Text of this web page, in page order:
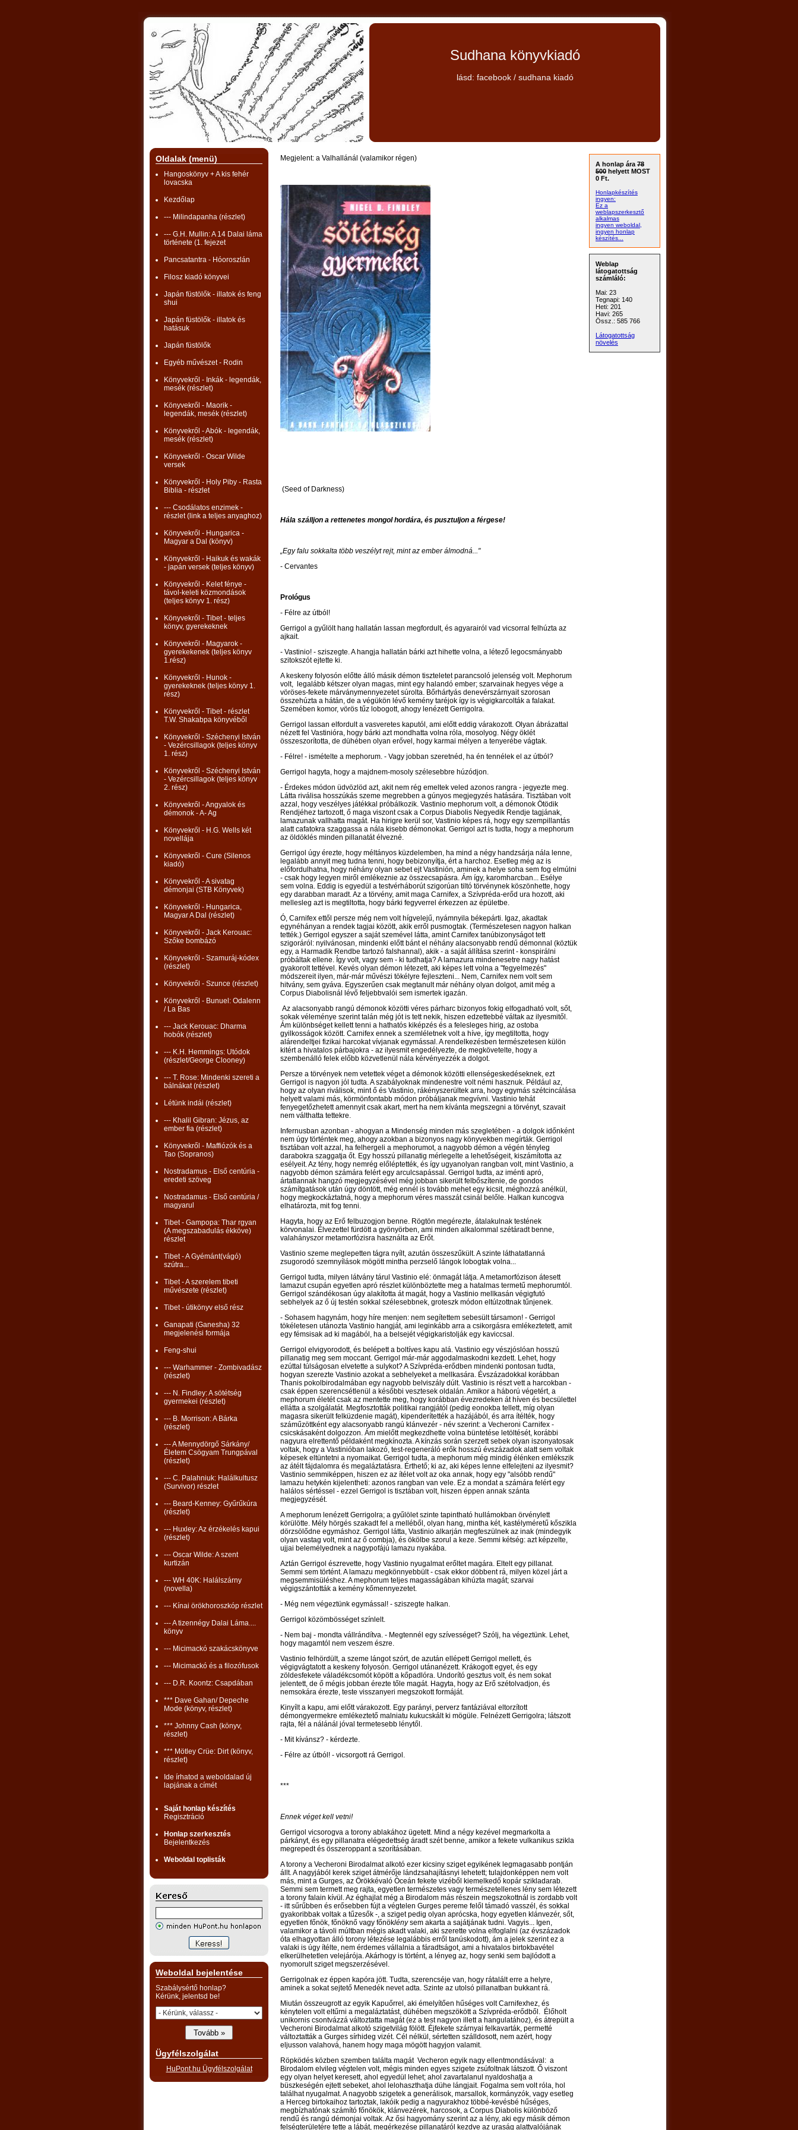
Sudhana könyvkiadó
lásd: facebook / sudhana kiadó
Oldalak (menü)
Hangoskönyv + A kis fehér
lovacska
Kezdőlap
--- Milindapanha (részlet)
--- G.H. Mullin: A 14 Dalai láma
története (1. fejezet
Pancsatantra - Hóoroszlán
Filosz kiadó könyvei
Japán füstölők - illatok és feng
shui
Japán füstölők - illatok és
hatásuk
Japán füstölők
Egyéb művészet - Rodin
Könyvekről - Inkák - legendák,
mesék (részlet)
Könyvekről - Maorik -
legendák, mesék (részlet)
Könyvekről - Abók - legendák,
mesék (részlet)
Könyvekről - Oscar Wilde
versek
Könyvekről - Holy Piby - Rasta
Biblia - részlet
--- Csodálatos enzimek -
részlet (link a teljes anyaghoz)
Könyvekről - Hungarica -
Magyar a Dal (könyv)
Könyvekről - Haikuk és wakák
- japán versek (teljes könyv)
Könyvekről - Kelet fénye -
távol-keleti közmondások
(teljes könyv 1. rész)
Könyvekről - Tibet - teljes
könyv, gyerekeknek
Könyvekről - Magyarok -
gyerekekenek (teljes könyv
1.rész)
Könyvekről - Hunok -
gyerekeknek (teljes könyv 1.
rész)
Könyvekről - Tibet - részlet
T.W. Shakabpa könyvéből
Könyvekről - Széchenyi István
- Vezércsillagok (teljes könyv
1. rész)
Könyvekről - Széchenyi István
- Vezércsillagok (teljes könyv
2. rész)
Könyvekről - Angyalok és
démonok - A- Ag
Könyvekről - H.G. Wells két
novellája
Könyvekről - Cure (Silenos
kiadó)
Könyvekről - A sivatag
démonjai (STB Könyvek)
Könyvekről - Hungarica,
Magyar A Dal (részlet)
Könyvekről - Jack Kerouac:
Szőke bombázó
Könyvekről - Szamuráj-kódex
(részlet)
Könyvekről - Szunce (részlet)
Könyvekről - Bunuel: Odalenn
/ La Bas
--- Jack Kerouac: Dharma
hobók (részlet)
--- K.H. Hemmings: Utódok
(részlet/George Clooney)
--- T. Rose: Mindenki szereti a
bálnákat (részlet)
Létünk indái (részlet)
--- Khalil Gibran: Jézus, az
ember fia (részlet)
Könyvekről - Maffiózók és a
Tao (Sopranos)
Nostradamus - Első centúria -
eredeti szöveg
Nostradamus - Első centúria /
magyarul
Tibet - Gampopa: Thar rgyan
(A megszabadulás ékköve)
részlet
Tibet - A Gyémánt(vágó)
szútra...
Tibet - A szerelem tibeti
művészete (részlet)
Tibet - útikönyv első rész
Ganapati (Ganesha) 32
megjelenési formája
Feng-shui
--- Warhammer - Zombivadász
(részlet)
--- N. Findley: A sötétség
gyermekei (részlet)
--- B. Morrison: A Bárka
(részlet)
--- A Mennydörgő Sárkány/
Életem Csögyam Trungpával
(részlet)
--- C. Palahniuk: Halálkultusz
(Survivor) részlet
--- Beard-Kenney: Gyűrűkúra
(részlet)
--- Huxley: Az érzékelés kapui
(részlet)
--- Oscar Wilde: A szent
kurtizán
--- WH 40K: Halálszárny
(novella)
--- Kínai örökhoroszkóp részlet
--- A tizennégy Dalai Láma....
könyv
--- Micimackó szakácskönyve
--- Micimackó és a filozófusok
--- D.R. Koontz: Csapdában
*** Dave Gahan/ Depeche
Mode (könyv, részlet)
*** Johnny Cash (könyv,
részlet)
*** Mötley Crüe: Dirt (könyv,
részlet)
Ide írhatod a weboldalad új
lapjának a címét
Saját honlap készítés
Regisztráció
Honlap szerkesztés
Bejelentkezés
Weboldal toplisták
Weboldal bejelentése
Szabálysértő honlap?
Kérünk, jelentsd be!
Ügyfélszolgálat
HuPont.hu Ügyfélszolgálat
Megjelent: a Valhallánál (valamikor régen)
(Seed of Darkness)
Hála szálljon a rettenetes mongol hordára, és pusztuljon a férgese!
„Egy falu sokkalta több veszélyt rejt, mint az ember álmodná..."
- Cervantes
Prológus
- Félre az útból!
Gerrigol a gyűlölt hang hallatán lassan megfordult, és agyarairól vad vicsorral felhúzta az
ajkait.
- Vastinio! - sziszegte. A hangja hallatán bárki azt hihette volna, a létező legocsmányabb
szitokszót ejtette ki.
A keskeny folyosón előtte álló másik démon tiszteletet parancsoló jelenség volt. Mephorum
volt, legalább kétszer olyan magas, mint egy halandó ember; szarvainak hegyes vége a
vöröses-fekete márványmennyezetet súrolta. Bőrhártyás denevérszárnyait szorosan
összehúzta a hátán, de a végükön lévő kemény taréjok így is végigkarcolták a falakat.
Szemében komor, vörös tűz lobogott, ahogy lenézett Gerrigolra.
Gerrigol lassan elfordult a vasveretes kaputól, ami előtt eddig várakozott. Olyan ábrázattal
nézett fel Vastinióra, hogy bárki azt mondhatta volna róla, mosolyog. Négy öklét
összeszorította, de dühében olyan erővel, hogy karmai mélyen a tenyerébe vágtak.
- Félre! - ismételte a mephorum. - Vagy jobban szeretnéd, ha én tennélek el az útból?
Gerrigol hagyta, hogy a majdnem-mosoly szélesebbre húzódjon.
- Érdekes módon üdvözlöd azt, akit nem rég emeltek veled azonos rangra - jegyezte meg.
Látta riválisa hosszúkás szeme megrebben a gúnyos megjegyzés hatására. Tisztában volt
azzal, hogy veszélyes játékkal próbálkozik. Vastinio mephorum volt, a démonok Ötödik
Rendjéhez tartozott, ő maga viszont csak a Corpus Diabolis Negyedik Rendje tagjának,
lamazunak vallhatta magát. Ha hirigre kerül sor, Vastinio képes rá, hogy egy szempillantás
alatt cafatokra szaggassa a nála kisebb démonokat. Gerrigol azt is tudta, hogy a mephorum
az öldöklés minden pillanatát élvezné.
Gerrigol úgy érezte, hogy méltányos küzdelemben, ha mind a négy handzsárja nála lenne,
legalább annyit meg tudna tenni, hogy bebizonyítja, ért a harchoz. Esetleg még az is
előfordulhatna, hogy néhány olyan sebet ejt Vastinión, aminek a helye soha sem fog elmúlni
- csak hogy legyen miről emlékeznie az összecsapásra. Ám így, karomharcban... Esélye
sem volna. Eddig is egyedül a testvérháborút szigorúan tiltó törvénynek köszönhette, hogy
egy darabban maradt. Az a törvény, amit maga Carnifex, a Szívpréda-erőd ura hozott, aki
mellesleg azt is megtiltotta, hogy bárki fegyverrel érkezzen az épületbe.
Ó, Carnifex ettől persze még nem volt hígvelejű, nyámnyila békepárti. Igaz, akadtak
egynéhányan a rendek tagjai között, akik erről pusmogtak. (Természetesen nagyon halkan
tették.) Gerrigol egyszer a saját szemével látta, amint Carnifex tanúbizonyságot tett
szigoráról: nyilvánosan, mindenki előtt bánt el néhány alacsonyabb rendű démonnal (köztük
egy, a Harmadik Rendbe tartozó falshannal), akik - a saját állítása szerint - konspirálni
próbáltak ellene. Így volt, vagy sem - ki tudhatja? A lamazura mindenesetre nagy hatást
gyakorolt tettével. Kevés olyan démon létezett, aki képes lett volna a "fegyelmezés"
módszereit ilyen, már-már művészi tökélyre fejleszteni... Nem, Carnifex nem volt sem
hitvány, sem gyáva. Egyszerűen csak megtanult már néhány olyan dolgot, amit még a
Corpus Diabolisnál lévő feljebbvalói sem ismertek igazán.
Az alacsonyabb rangú démonok közötti véres párharc bizonyos fokig elfogadható volt, sőt,
sokak véleménye szerint talán még jót is tett nekik, hiszen edzettebbé váltak az ilyesmitől.
Ám különbséget kellett tenni a hathatós kiképzés és a felesleges hirig, az ostoba
gyilkosságok között. Carnifex ennek a szemléletnek volt a híve, így megtiltotta, hogy
alárendeltjei fizikai harcokat vívjanak egymással. A rendelkezésben természetesen külön
kitért a hivatalos párbajokra - az ilyesmit engedélyezte, de megkövetelte, hogy a
szembenálló felek előbb közvetlenül nála kérvényezzék a dolgot.
Persze a törvények nem vetettek véget a démonok közötti ellenségeskedéseknek, ezt
Gerrigol is nagyon jól tudta. A szabályoknak mindenestre volt némi hasznuk. Például az,
hogy az olyan riválisok, mint ő és Vastinio, rákényszerültek arra, hogy egymás szétcincálása
helyett valami más, körmönfontabb módon próbáljanak megvívni. Vastinio tehát
fenyegetőzhetett amennyit csak akart, mert ha nem kívánta megszegni a törvényt, szavait
nem válthatta tettekre.
Infernusban azonban - ahogyan a Mindenség minden más szegletében - a dolgok időnként
nem úgy történtek meg, ahogy azokban a bizonyos nagy könyvekben megírták. Gerrigol
tisztában volt azzal, ha felhergeli a mephorumot, a nagyobb démon a végén tényleg
darabokra szaggatja őt. Egy hosszú pillanatig mérlegelte a lehetőségeit, kiszámította az
esélyeit. Az tény, hogy nemrég előléptették, és így ugyanolyan rangban volt, mint Vastinio, a
nagyobb démon számára felért egy arculcsapással. Gerrigol tudta, az iménti apró,
ártatlannak hangzó megjegyzésével még jobban sikerült felbőszítenie, de gondos
számítgatások után úgy döntött, még ennél is tovább mehet egy kicsit, méghozzá anélkül,
hogy megkockáztatná, hogy a mephorum véres masszát csinál belőle. Halkan kuncogva
elhatározta, mit fog tenni.
Hagyta, hogy az Erő felbuzogjon benne. Rögtön megérezte, átalakulnak testének
körvonalai. Élvezettel fürdött a gyönyörben, ami minden alkalommal szétáradt benne,
valahányszor metamorfózisra használta az Erőt.
Vastinio szeme meglepetten tágra nyílt, azután összeszűkült. A szinte láthatatlanná
zsugorodó szemnyílások mögött mintha perzselő lángok lobogtak volna...
Gerrigol tudta, milyen látvány tárul Vastinio elé: önmagát látja. A metamorfózison átesett
lamazut csupán egyetlen apró részlet különböztette meg a hatalmas termetű mephorumtól.
Gerrigol szándékosan úgy alakította át magát, hogy a Vastinio mellkasán végigfutó
sebhelyek az ő új testén sokkal szélesebbnek, groteszk módon eltúlzottnak tűnjenek.
- Sohasem hagynám, hogy híre menjen: nem segítettem sebesült társamon! - Gerrigol
tökéletesen utánozta Vastinio hangját, ami leginkább arra a csikorgásra emlékeztetett, amit
egy fémsisak ad ki magából, ha a belsejét végigkaristolják egy kaviccsal.
Gerrigol elvigyorodott, és belépett a boltíves kapu alá. Vastinio egy vészjóslóan hosszú
pillanatig meg sem moccant. Gerrigol már-már aggodalmaskodni kezdett. Lehet, hogy
ezúttal túlságosan elvetette a sulykot? A Szívpréda-erődben mindenki pontosan tudta,
hogyan szerezte Vastinio azokat a sebhelyeket a mellkasára. Évszázadokkal korábban
Thanis pokolbirodalmában egy nagyobb belviszály dúlt. Vastinio is részt vett a harcokban -
csak éppen szerencsétlenül a későbbi vesztesek oldalán. Amikor a háború végetért, a
mephorum életét csak az mentette meg, hogy korábban évezredeken át híven és becsülettel
ellátta a szolgálatát. Megfosztották politikai rangjától (pedig eonokba tellett, míg olyan
magasra sikerült felküzdenie magát), kipenderítették a hazájából, és arra ítélték, hogy
száműzöttként egy alacsonyabb rangú klánvezér - név szerint: a Vecheroni Carnifex -
csicskásaként dolgozzon. Ám mielőtt megkezdhette volna büntetése letöltését, korábbi
nagyura elrettentő példaként megkínozta. A kínzás során szerzett sebek olyan iszonyatosak
voltak, hogy a Vastinióban lakozó, test-regeneráló erők hosszú évszázadok alatt sem voltak
képesek eltüntetni a nyomaikat. Gerrigol tudta, a mephorum még mindig élénken emlékszik
az átélt fájdalomra és megaláztatásra. Érthető; ki az, aki képes lenne elfelejteni az ilyesmit?
Vastinio semmiképpen, hiszen ez az ítélet volt az oka annak, hogy egy "alsóbb rendű"
lamazu hetykén kijelentheti: azonos rangban van vele. Ez a mondat a számára felért egy
halálos sértéssel - ezzel Gerrigol is tisztában volt, hiszen éppen annak szánta
megjegyzését.
A mephorum lenézett Gerrigolra; a gyűlölet szinte tapintható hullámokban örvénylett
körülötte. Mély hörgés szakadt fel a melléből, olyan hang, mintha két, kastélyméretű kőszikla
dörzsölődne egymáshoz. Gerrigol látta, Vastinio alkarján megfeszülnek az inak (mindegyik
olyan vastag volt, mint az ő combja), és ökölbe szorul a keze. Semmi kétség: azt képzelte,
ujjai belemélyednek a nagypofájú lamazu nyakába.
Aztán Gerrigol észrevette, hogy Vastinio nyugalmat erőltet magára. Eltelt egy pillanat.
Semmi sem történt. A lamazu megkönnyebbült - csak ekkor döbbent rá, milyen közel járt a
megsemmisüléshez. A mephorum teljes magasságában kihúzta magát; szarvai
végigszántották a kemény kőmennyezetet.
- Még nem végeztünk egymással! - sziszegte halkan.
Gerrigol közömbösséget színlelt.
- Nem baj - mondta vállrándítva. - Megtennél egy szívességet? Szólj, ha végeztünk. Lehet,
hogy magamtól nem veszem észre.
Vastinio felhördült, a szeme lángot szórt, de azután ellépett Gerrigol mellett, és
végigvágtatott a keskeny folyosón. Gerrigol utánanézett. Krákogott egyet, és egy
zöldesfekete váladékcsomót köpött a kőpadlóra. Undorító gesztus volt, és nem sokat
jelentett, de ő mégis jobban érezte tőle magát. Hagyta, hogy az Erő szétolvadjon, és
nemsokára érezte, teste visszanyeri megszokott formáját.
Kinyílt a kapu, ami előtt várakozott. Egy parányi, perverz fantáziával eltorzított
démongyermekre emlékeztető malniatu kukucskált ki mögüle. Felnézett Gerrigolra; látszott
rajta, fél a nálánál jóval termetesebb lénytől.
- Mit kívánsz? - kérdezte.
- Félre az útból! - vicsorgott rá Gerrigol.
***
Ennek véget kell vetni!
Gerrigol vicsorogva a torony ablakához ügetett. Mind a négy kezével megmarkolta a
párkányt, és egy pillanatra elégedettség áradt szét benne, amikor a fekete vulkanikus szikla
megrepedt és összeroppant a szorításában.
A torony a Vecheroni Birodalmat alkotó ezer kicsiny sziget egyikének legmagasabb pontján
állt. A nagyjából kerek sziget átmérője lándzsahajításnyi lehetett; tulajdonképpen nem volt
más, mint a Gurges, az Örökkévaló Óceán fekete vizéből kiemelkedő kopár szikladarab.
Semmi sem termett meg rajta, egyetlen természetes vagy természetellenes lény sem létezett
a torony falain kívül. Az éghajlat még a Birodalom más részein megszokottnál is zordabb volt
- itt sűrűbben és erősebben fújt a végtelen Gurges pereme felől támadó vasszél, és sokkal
gyakoribbak voltak a tűzesők -, a sziget pedig olyan aprócska, hogy egyetlen klánvezér, sőt,
egyetlen főnök, főnöknő vagy főnöklénysem akarta a sajátjának tudni. Vagyis... Igen,
valamikor a távoli múltban mégis akadt valaki, aki szerette volna elfoglalni (az évszázadok
óta elhagyottan álló torony létezése legalábbis erről tanúskodott), ám a jelek szerint ez a
valaki is úgy ítélte, nem érdemes vállalnia a fáradtságot, ami a hivatalos birtokbavétel
elkerülhetetlen velejárója. Akárhogy is történt, a lényeg az, hogy senki sem bajlódott a
nyomorult sziget megszerzésével.
Gerrigolnak ez éppen kapóra jött. Tudta, szerencséje van, hogy rátalált erre a helyre,
aminek a sokat sejtető Menedék nevet adta. Szinte az utolsó pillanatban bukkant rá.
Miután összeugrott az egyik Kapuőrrel, aki émelyítően hűséges volt Carnifexhez, és
kénytelen volt eltűrni a megaláztatást, dühében megszökött a Szívpréda-erődből. Élőholt
unikornis csontvázzá változtatta magát (ez a test nagyon illett a hangulatához), és átrepült a
Vecheroni Birodalmat alkotó szigetvilág fölött. Éjfekete szárnyai felkavarták, permetté
változtatták a Gurges sírhideg vizét. Cél nélkül, sértetten szálldosott, nem azért, hogy
eljusson valahová, hanem hogy maga mögött hagyjon valamit.
Röpködés közben szemben találta magát Vecheron egyik nagy ellentmondásával: a
Birodalom elvileg végtelen volt, mégis minden egyes szigete zsúfoltnak látszott. Ő viszont
egy olyan helyet keresett, ahol egyedül lehet; ahol zavartalanul nyaldoshatja a
büszkeségén ejtett sebeket, ahol lelohaszthatja dühe lángjait. Fogalma sem volt róla, hol
találhat nyugalmat. A nagyobb szigetek a generálisok, marsallok, kormányzók, vagy esetleg
a Herceg birtokaihoz tartoztak, lakóik pedig a nagyurakhoz többé-kevésbé hűséges,
megbízhatónak számító főnökök, klánvezérek, harcosok, a Corpus Diabolis különböző
rendű és rangú démonjai voltak. Az ősi hagyomány szerint az a lény, aki egy másik démon
felségterületére tette a lábát, megérkezése pillanatáról kezdve az uraság alattvalójának
A honlap ára 78
500 helyett MOST
0 Ft.
Honlapkészítés
ingyen:
Ez a
weblapszerkesztő
alkalmas
ingyen weboldal,
ingyen honlap
készítés...
Weblap
látogatottság
számláló:
Mai: 23
Tegnapi: 140
Heti: 201
Havi: 265
Össz.: 585 766
Látogatottság
növelés